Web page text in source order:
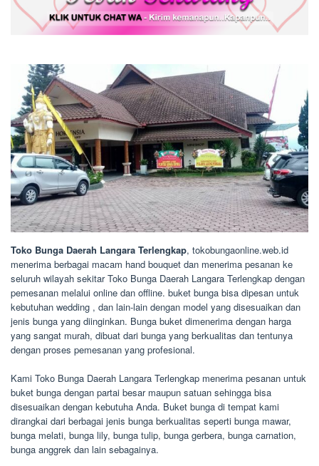
Toko Bunga Daerah Langara Terlengkap, tokobungaonline.web.id
menerima berbagai macam hand bouquet dan menerima pesanan ke
seluruh wilayah sekitar Toko Bunga Daerah Langara Terlengkap dengan
pemesanan melalui online dan offline. buket bunga bisa dipesan untuk
kebutuhan wedding , dan lain-lain dengan model yang disesuaikan dan
jenis bunga yang diinginkan. Bunga buket dimenerima dengan harga
yang sangat murah, dibuat dari bunga yang berkualitas dan tentunya
dengan proses pemesanan yang profesional.
Kami Toko Bunga Daerah Langara Terlengkap menerima pesanan untuk
buket bunga dengan partai besar maupun satuan sehingga bisa
disesuaikan dengan kebutuha Anda. Buket bunga di tempat kami
dirangkai dari berbagai jenis bunga berkualitas seperti bunga mawar,
bunga melati, bunga lily, bunga tulip, bunga gerbera, bunga carnation,
bunga anggrek dan lain sebagainya.